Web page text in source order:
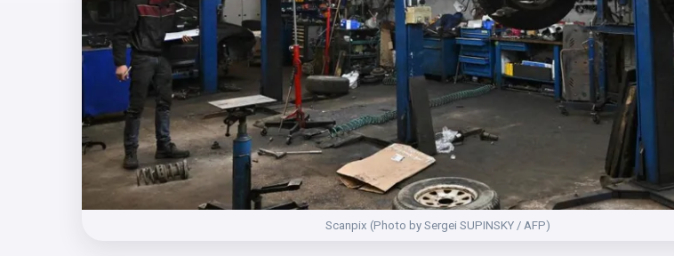
Scanpix (Photo by Sergei SUPINSKY / AFP)